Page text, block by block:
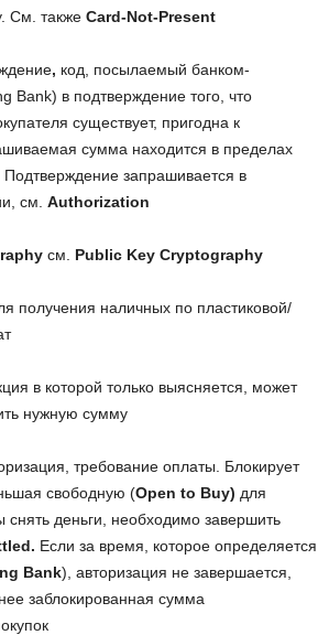
См. также Card-Not-Present
, код, посылаемый банком-
Bank) в подтверждение того, что
существует, пригодна к
сумма находится в пределах
Подтверждение запрашивается в
см. Authorization
см. Public Key Cryptography
получения наличных по пластиковой/
в которой только выясняется, может
нужную сумму
требование оплаты. Блокирует
свободную (Open to Buy) для
снять деньги, необходимо завершить
Если за время, которое определяется
Bank), авторизация не завершается,
заблокированная сумма